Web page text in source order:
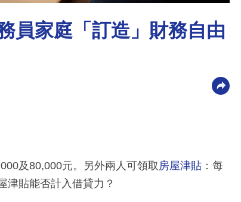
員家庭「訂造」財務自由
及80,000元。另外兩人可領取 房屋津貼 ：每
津貼能否計入借貸力？